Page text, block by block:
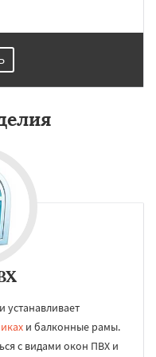
устанавливает
и балконные рамы.
с видами окон ПВХ и